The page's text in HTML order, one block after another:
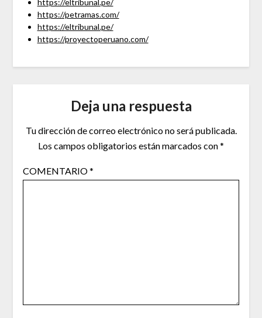
https://eltribunal.pe/
https://petramas.com/
https://eltribunal.pe/
https://proyectoperuano.com/
Deja una respuesta
Tu dirección de correo electrónico no será publicada.
Los campos obligatorios están marcados con*
COMENTARIO*